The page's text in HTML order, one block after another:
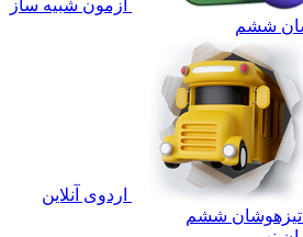
آزمون شبیه ساز
ششم
اردوی آنلاین
تیزهوشان ششم